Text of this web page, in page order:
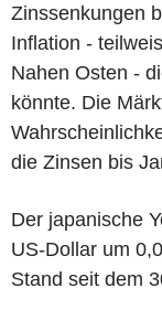
Zinssenkungen
Inflation -
Nahen Osten -
könnte. Die
die Zinsen bis
Der japanische
US-Dollar um
Stand seit dem